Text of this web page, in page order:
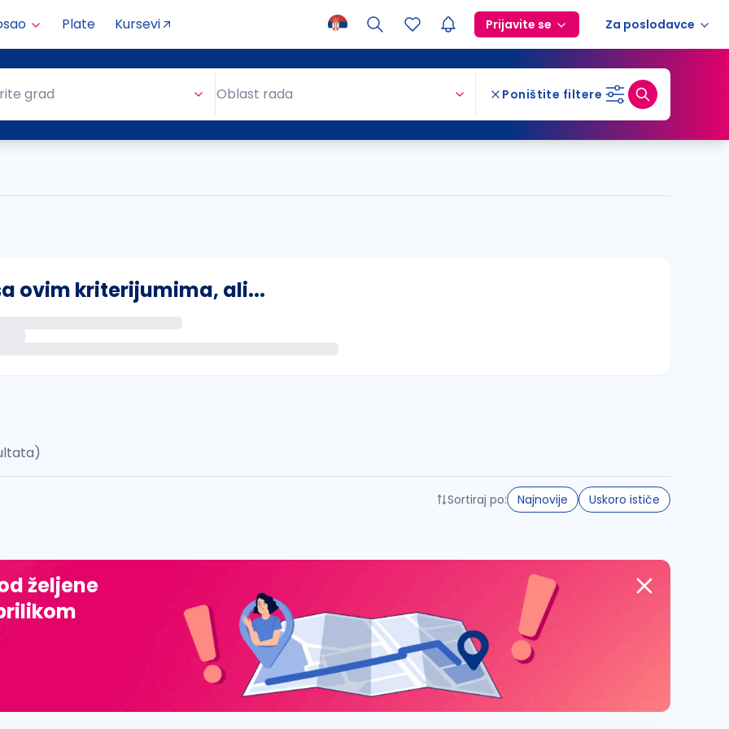
Plate Kursevi Prijavite se Za poslodavce
grad Oblast rada Poništite filtere
ovim kriterijumima, ali...
đ, ž, dž)
Sortiraj po: Najnovije Uskoro ističe
željene